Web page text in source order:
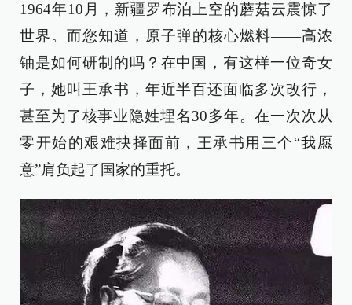
1964年10月，新疆罗布泊上空的蘑菇云震惊了
世界。而您知道，原子弹的核心燃料——高浓
铀是如何研制的吗？在中国，有这样一位奇女
子，她叫王承书，年近半百还面临多次改行，
甚至为了核事业隐姓埋名30多年。在一次次从
零开始的艰难抉择面前，王承书用三个“我愿
意”肩负起了国家的重托。